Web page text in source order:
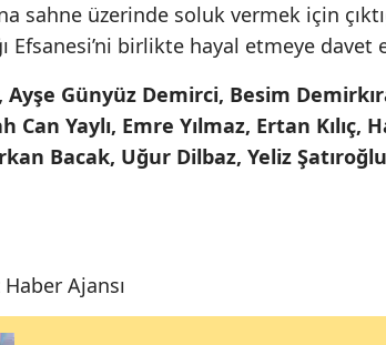
sahne üzerinde soluk vermek için
Efsanesi’ni birlikte hayal etmeye davet
Ayşe Günyüz Demirci, Besim
Can Yaylı, Emre Yılmaz, Ertan Kılıç,
Bacak, Uğur Dilbaz, Yeliz
Ajansı